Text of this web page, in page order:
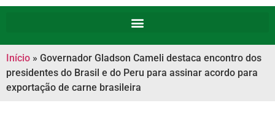
Início » Governador Gladson Cameli destaca encontro dos
presidentes do Brasil e do Peru para assinar acordo para
exportação de carne brasileira